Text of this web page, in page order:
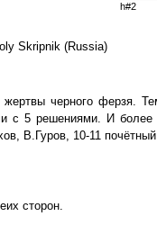
h#2
Skripnik (Russia)
черного ферзя.
5 решениями. И более
В.Гуров, 10-11
сторон.